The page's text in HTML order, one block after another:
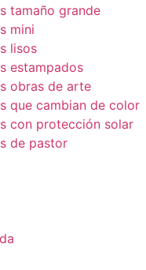
tamaño grande
mini
lisos
estampados
obras de arte
que cambian de color
con protección solar
de pastor